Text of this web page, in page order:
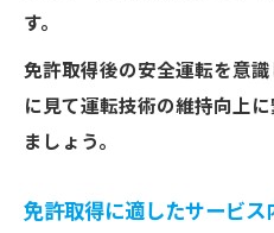
す。
免許取得後の安全運転を意
に見て運転技術の維持向上
ましょう。
免許取得に適したサービス